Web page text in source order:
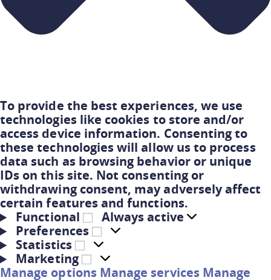
To provide the best experiences, we use
technologies like cookies to store and/or
access device information. Consenting to
these technologies will allow us to process
data such as browsing behavior or unique
IDs on this site. Not consenting or
withdrawing consent, may adversely affect
certain features and functions.
Functional
Always active
Preferences
Statistics
Marketing
Manage options Manage services Manage